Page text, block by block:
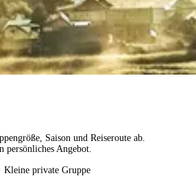
Saison und Reiseroute ab.
persönliches Angebot.
Kleine private Gruppe